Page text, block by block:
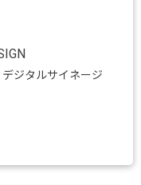
デジタルサイネージ